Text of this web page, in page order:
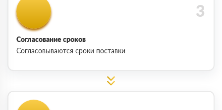
Согласование сроков
Согласовываются сроки поставки